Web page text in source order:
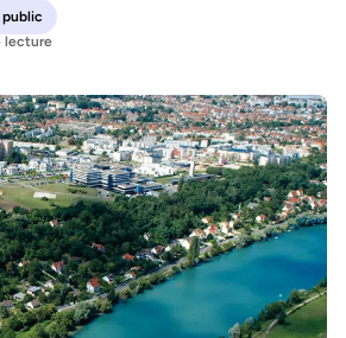
lecture